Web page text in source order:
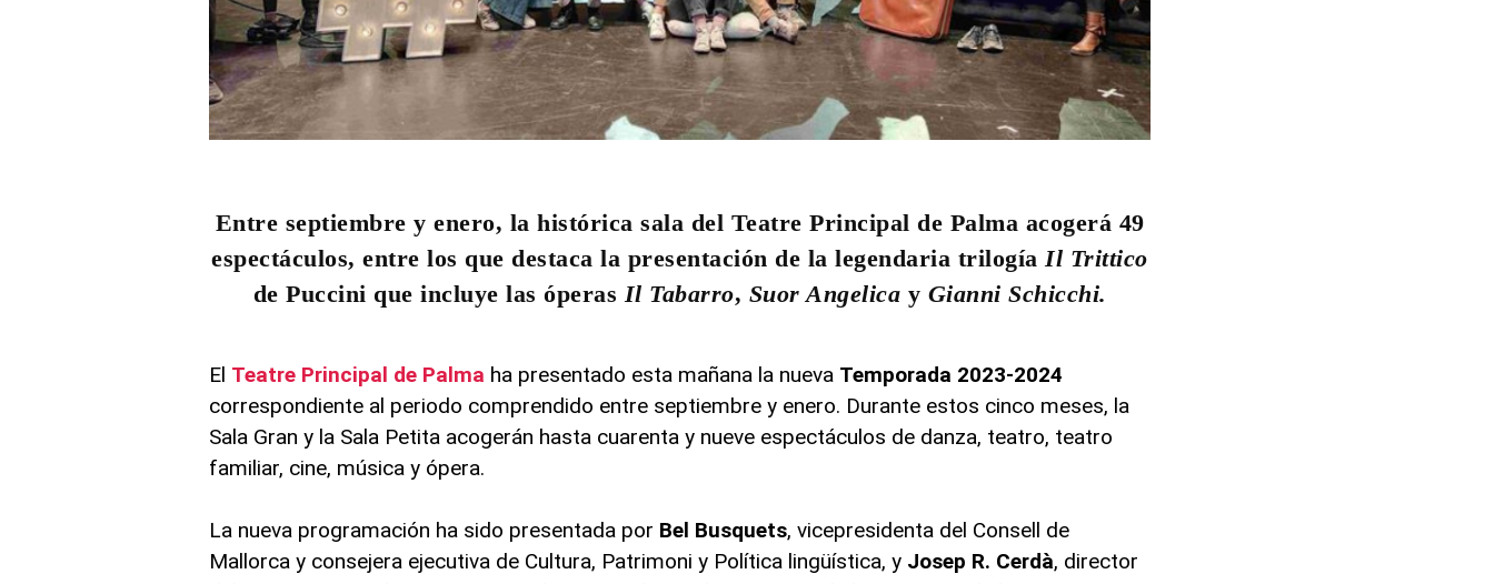
Entre septiembre y enero, la histórica sala del Teatre Principal de Palma acogerá 49
espectáculos, entre los que destaca la presentación de la legendaria trilogía Il Trittico
de Puccini que incluye las óperas Il Tabarro, Suor Angelica y Gianni Schicchi.
El Teatre Principal de Palma ha presentado esta mañana la nueva Temporada 2023-2024
correspondiente al periodo comprendido entre septiembre y enero. Durante estos cinco meses, la
Sala Gran y la Sala Petita acogerán hasta cuarenta y nueve espectáculos de danza, teatro, teatro
familiar, cine, música y ópera.
La nueva programación ha sido presentada por Bel Busquets, vicepresidenta del Consell de
Mallorca y consejera ejecutiva de Cultura, Patrimoni y Política lingüística, y Josep R. Cerdà, director